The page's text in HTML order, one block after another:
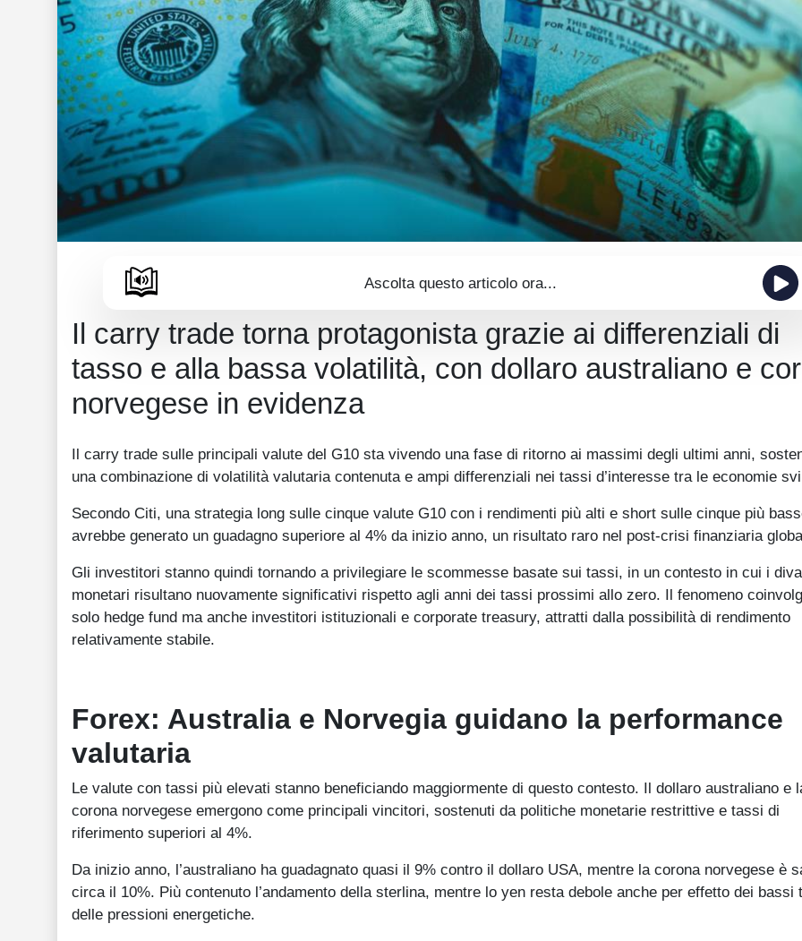
Ascolta questo articolo ora...
Il carry trade torna protagonista grazie ai differenziali di
tasso e alla bassa volatilità, con dollaro australiano e
norvegese in evidenza
Il carry trade sulle principali valute del G10 sta vivendo una fase di ritorno ai massimi degli ultimi anni,
una combinazione di volatilità valutaria contenuta e ampi differenziali nei tassi d’interesse tra le economie
Secondo Citi, una strategia long sulle cinque valute G10 con i rendimenti più alti e short sulle cinque più
avrebbe generato un guadagno superiore al 4% da inizio anno, un risultato raro nel post-crisi finanziaria
Gli investitori stanno quindi tornando a privilegiare le scommesse basate sui tassi, in un contesto in cui i
monetari risultano nuovamente significativi rispetto agli anni dei tassi prossimi allo zero. Il fenomeno
solo hedge fund ma anche investitori istituzionali e corporate treasury, attratti dalla possibilità di rendimento
relativamente stabile.
Forex: Australia e Norvegia guidano la performance
valutaria
Le valute con tassi più elevati stanno beneficiando maggiormente di questo contesto. Il dollaro australiano e
corona norvegese emergono come principali vincitori, sostenuti da politiche monetarie restrittive e tassi di
riferimento superiori al 4%.
Da inizio anno, l’australiano ha guadagnato quasi il 9% contro il dollaro USA, mentre la corona norvegese è
circa il 10%. Più contenuto l’andamento della sterlina, mentre lo yen resta debole anche per effetto dei bassi
delle pressioni energetiche.